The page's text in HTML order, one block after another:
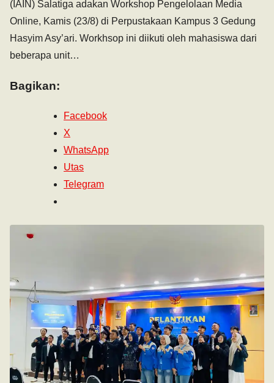
(IAIN) Salatiga adakan Workshop Pengelolaan Media
Online, Kamis (23/8) di Perpustakaan Kampus 3 Gedung
Hasyim Asy’ari. Workhsop ini diikuti oleh mahasiswa dari
beberapa unit…
Bagikan:
Facebook
X
WhatsApp
Utas
Telegram